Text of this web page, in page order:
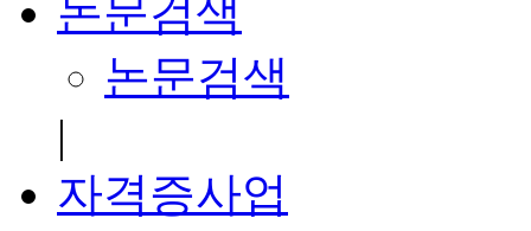
논문검색
논문검색
|
자격증사업